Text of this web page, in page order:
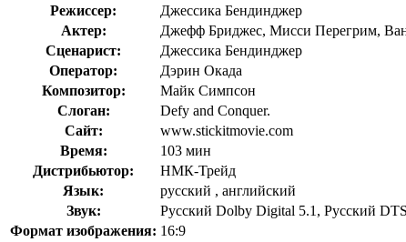
Режиссер:
Джессика Бендинджер
Актер:
Джефф Бриджес, Мисси Перегрим,
Сценарист:
Джессика Бендинджер
Оператор:
Дэрин Окада
Композитор:
Майк Симпсон
Слоган:
Defy and Conquer.
Сайт:
www.stickitmovie.com
Время:
103 мин
Дистрибьютор:
НМК-Трейд
Язык:
русский , английский
Звук:
Русский Dolby Digital 5.1, Русский
Формат изображения: 16:9